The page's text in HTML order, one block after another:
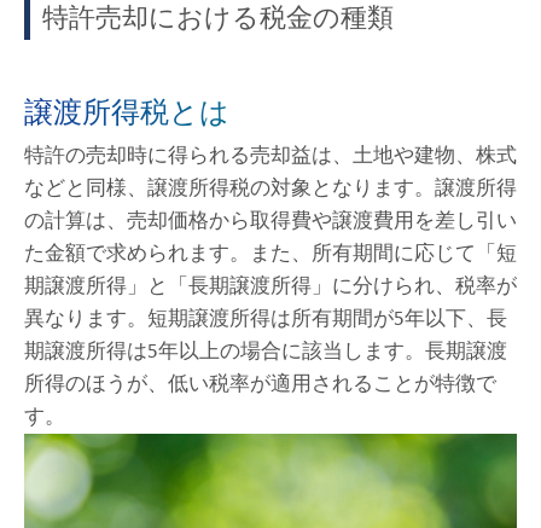
特許売却における税金の種類
譲渡所得税とは
特許の売却時に得られる売却益は、土地や建物、株式
などと同様、譲渡所得税の対象となります。譲渡所得
の計算は、売却価格から取得費や譲渡費用を差し引い
た金額で求められます。また、所有期間に応じて「短
期譲渡所得」と「長期譲渡所得」に分けられ、税率が
異なります。短期譲渡所得は所有期間が5年以下、長
期譲渡所得は5年以上の場合に該当します。長期譲渡
所得のほうが、低い税率が適用されることが特徴で
す。